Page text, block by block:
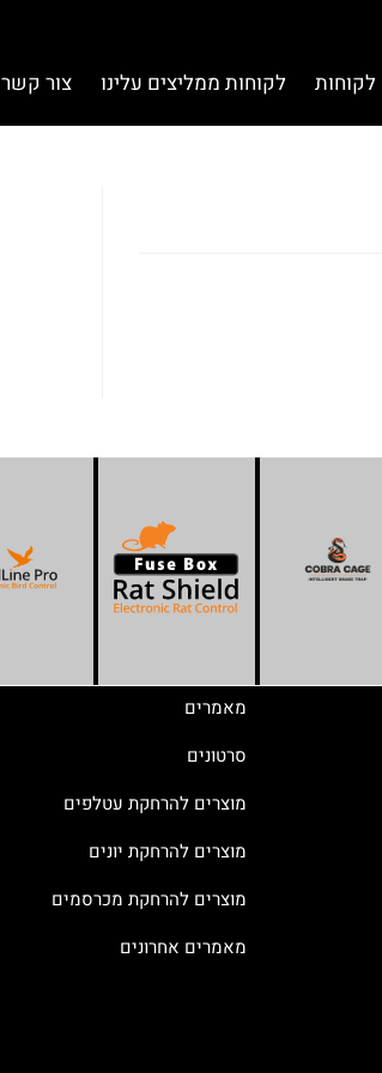
לקוחות לקוחות ממליצים עלינו צור קשר
מאמרים
סרטונים
מוצרים להרחקת עטלפים
מוצרים להרחקת יונים
מוצרים להרחקת מכרסמים
מאמרים אחרונים